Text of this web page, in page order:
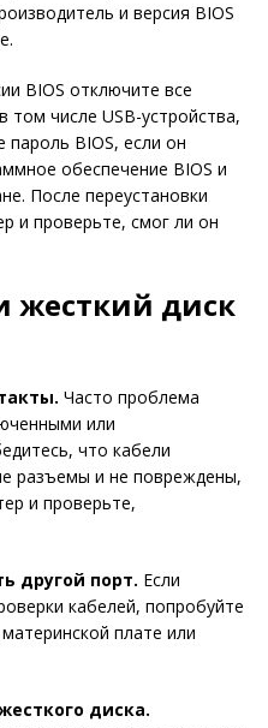
и версия BIOS
BIOS отключите все
том числе USB-устройства,
BIOS, если он
обеспечение BIOS и
После переустановки
и проверьте, смог ли он
жесткий диск
Часто проблема
или
что кабели
разъемы и не повреждены,
и проверьте,
другой порт. Если
кабелей, попробуйте
плате или
диска.